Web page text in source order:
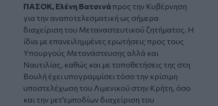
ΠΑΣΟΚ, Ελένη Βατσινάπρος την Κυβέρνηση
για την αναποτελεσματική ως σήμερα
διαχείριση του Μεταναστευτικού ζητήματος. Η
ίδια με επανειλημμένες ερωτήσεις προς τους
Υπουργούς Μετανάστευσης αλλά και
Ναυτιλίας, καθώς και με τοποθετήσεις της στη
Βουλή έχει υπογραμμίσει τόσο την κρίσιμη
υποστελέχωση του Λιμενικού στην Κρήτη, όσο
και την μετ'εμποδίων διαχείριση του